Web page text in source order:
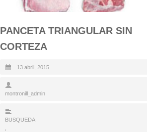
PANCETA TRIANGULAR SIN
CORTEZA
13 abril, 2015
montronill_admin
BUSQUEDA